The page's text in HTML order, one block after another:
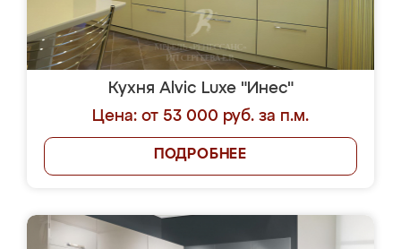
Кухня Alvic Luxe "Инес"
Цена: от 53 000 руб. за п.м.
ПОДРОБНЕЕ